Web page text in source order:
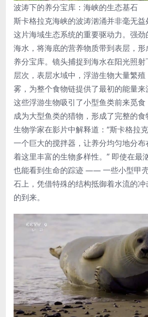
波涛下的养分宝库：海峡的生态基石
斯卡格拉克海峡的波涛汹涌并非毫无
这片海域生态系统的重要驱动力。强
海水，将海底的营养物质带到表层，
养分宝库。镜头捕捉到海水在阳光照
层次，表层水域中，浮游生物大量繁
雾，为整个食物链提供了最初的能量来
这些浮游生物吸引了小型鱼类前来觅食
成为大型鱼类的猎物，形成了完整的
生物学家在影片中解释道：“斯卡格拉
一个巨大的搅拌器，让养分均匀地分
着这里丰富的生物多样性。” 即使在最
也能看到生命的踪迹 —— 一些小型甲
石上，凭借特殊的结构抵御着水流的
的到来。